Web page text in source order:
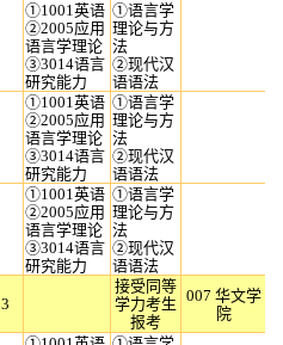
①1001英语
②2005应用
语言学理论
③3014语言
研究能力
①语言学
理论与方
法
②现代汉
语语法
①1001英语
②2005应用
语言学理论
③3014语言
研究能力
①语言学
理论与方
法
②现代汉
语语法
①1001英语
②2005应用
语言学理论
③3014语言
研究能力
①语言学
理论与方
法
②现代汉
语语法
3
接受同等
学力考生
报考
007 华文学
院